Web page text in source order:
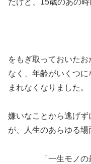
だけど、15歳のあの
をもぎ取っておいた
なく、年齢がいくつ
まれなくなりました。
嫌いなことから逃げ
が、人生のあらゆる
「一生モノ